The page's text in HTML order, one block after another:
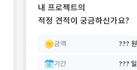
내 프로젝트의
적정 견적이 궁금하신가요?
금액 ??? 원
기간 ??? 일